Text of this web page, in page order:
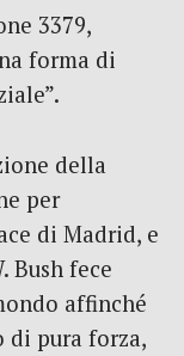
3379,
forma di
della
per
di Madrid, e
Bush fece
affinché
di pura forza,